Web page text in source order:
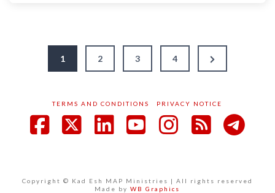
Sidnumrering
inlägg
1 2 3 4
Next
Page
TERMS AND CONDITIONS PRIVACY NOTICE
Copyright © Kad Esh MAP Ministries | All rights reserved
Made byWB Graphics